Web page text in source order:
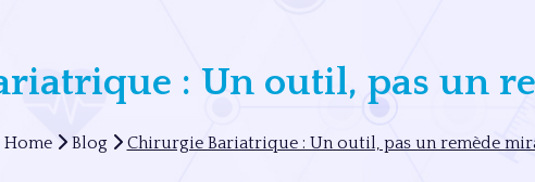
: Un outil, pas un
Home Blog Chirurgie Bariatrique : Un outil, pas un remède